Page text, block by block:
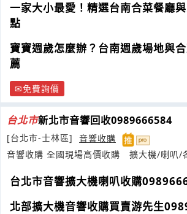
一家大小最愛！精選台南合菜餐廳
點
寶寶週歲怎麼辦？台南週歲場地與
薦
免費詢價
台北市新北市音響回收0989666584
[台北市-士林區]
音響收購
音響收購 全國現場高價收購 擴大機/喇叭/
台北市音響擴大機喇叭收購
北部擴大機音響收購買賣游先生